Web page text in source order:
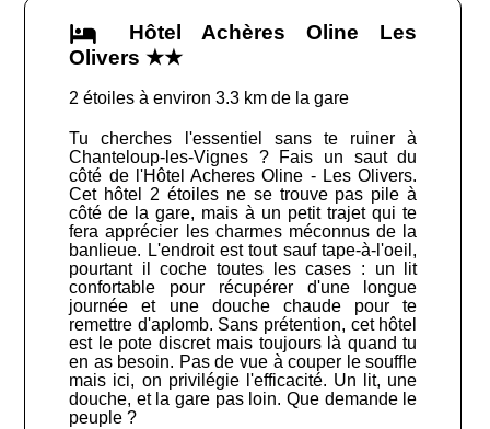
Hôtel Achères Oline Les
Olivers ★★
2 étoiles à environ 3.3 km de la gare
Tu cherches l'essentiel sans te ruiner à
Chanteloup-les-Vignes ? Fais un saut du
côté de l'Hôtel Acheres Oline - Les Olivers.
Cet hôtel 2 étoiles ne se trouve pas pile à
côté de la gare, mais à un petit trajet qui te
fera apprécier les charmes méconnus de la
banlieue. L'endroit est tout sauf tape-à-l'oeil,
pourtant il coche toutes les cases : un lit
confortable pour récupérer d'une longue
journée et une douche chaude pour te
remettre d'aplomb. Sans prétention, cet hôtel
est le pote discret mais toujours là quand tu
en as besoin. Pas de vue à couper le souffle
mais ici, on privilégie l'efficacité. Un lit, une
douche, et la gare pas loin. Que demande le
peuple ?